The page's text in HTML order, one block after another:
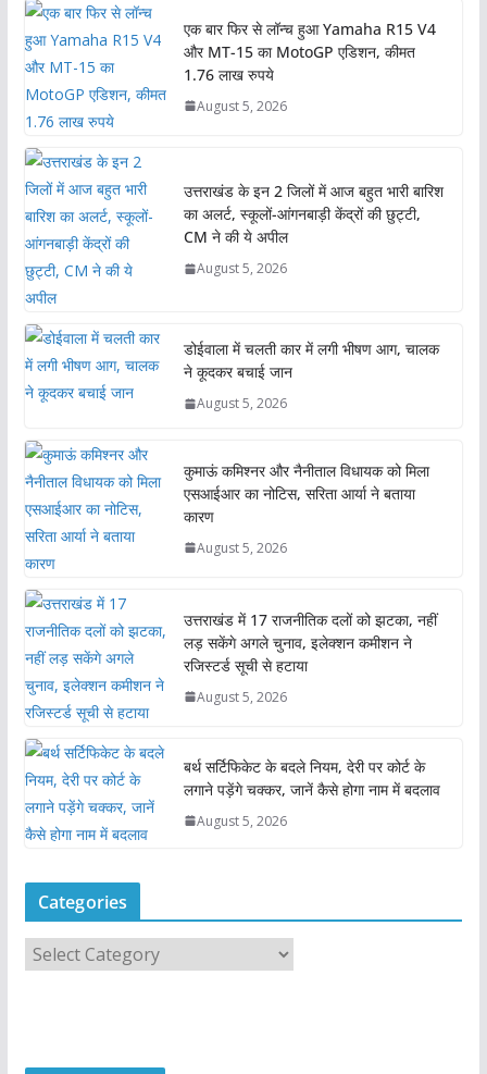
एक बार फिर से लॉन्च हुआ Yamaha R15 V4
और MT-15 का MotoGP एडिशन, कीमत
1.76 लाख रुपये
August 5, 2026
उत्तराखंड के इन 2 जिलों में आज बहुत भारी बारिश
का अलर्ट, स्कूलों-आंगनबाड़ी केंद्रों की छुट्टी,
CM ने की ये अपील
August 5, 2026
डोईवाला में चलती कार में लगी भीषण आग, चालक
ने कूदकर बचाई जान
August 5, 2026
कुमाऊं कमिश्नर और नैनीताल विधायक को मिला
एसआईआर का नोटिस, सरिता आर्या ने बताया
कारण
August 5, 2026
उत्तराखंड में 17 राजनीतिक दलों को झटका, नहीं
लड़ सकेंगे अगले चुनाव, इलेक्शन कमीशन ने
रजिस्टर्ड सूची से हटाया
August 5, 2026
बर्थ सर्टिफिकेट के बदले नियम, देरी पर कोर्ट के
लगाने पड़ेंगे चक्कर, जानें कैसे होगा नाम में बदलाव
August 5, 2026
Categories
a